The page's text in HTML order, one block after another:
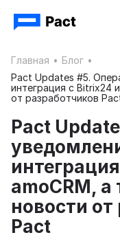
Главная • Блог •
Pact Updates #5.
интеграция с Bitrix24
от разработчиков
Pact
amoCRM,
новости от
Pact